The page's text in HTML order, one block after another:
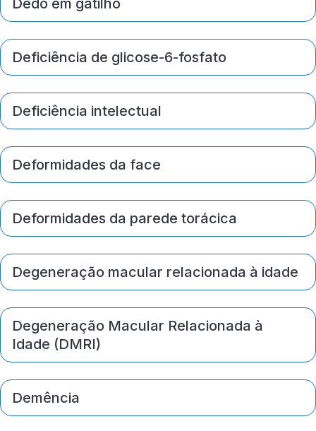
Dedo em gatilho
Deficiência de glicose-6-fosfato
Deficiência intelectual
Deformidades da face
Deformidades da parede torácica
Degeneração macular relacionada à idade
Degeneração Macular Relacionada à
Idade (DMRI)
Demência